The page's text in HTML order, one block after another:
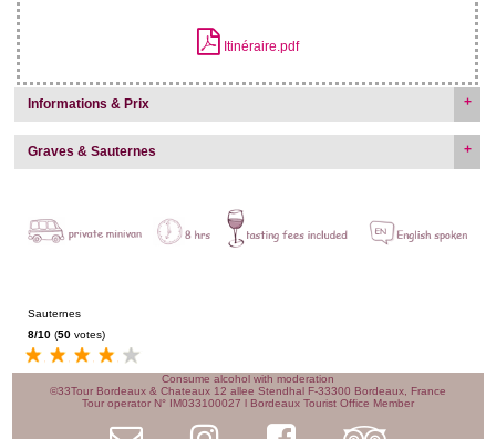
Date*
Pick-up (hôtel)
Itinéraire.pdf
Informations & Prix
Graves & Sauternes
Sauternes
8/10 (50votes)
8
Consume alcohol with moderation
©33Tour Bordeaux & Chateaux 12 allee Stendhal F-33300 Bordeaux, France
Tour operator N° IM033100027 l Bordeaux Tourist Office Member